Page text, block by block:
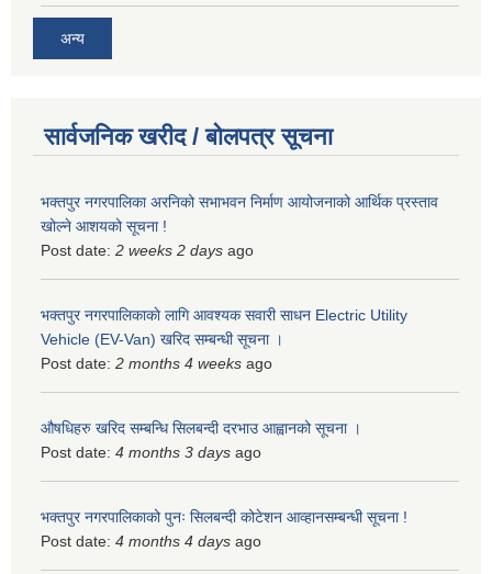
अन्य
सार्वजनिक खरीद / बोलपत्र सूचना
भक्तपुर नगरपालिका अरनिको सभाभवन निर्माण आयोजनाको आर्थिक प्रस्ताव
खोल्ने आशयको सूचना !
Post date: 2 weeks 2 days ago
भक्तपुर नगरपालिकाकाे लागि आवश्यक सवारी साधन Electric Utility
Vehicle (EV-Van) खरिद सम्बन्धी सूचना ।
Post date: 2 months 4 weeks ago
औषधिहरु खरिद सम्बन्धि सिलबन्दी दरभाउ आह्वानको सूचना ।
Post date: 4 months 3 days ago
भक्तपुर नगरपालिकाको पुनः सिलबन्दी कोटेशन आव्हानसम्बन्धी सूचना !
Post date: 4 months 4 days ago